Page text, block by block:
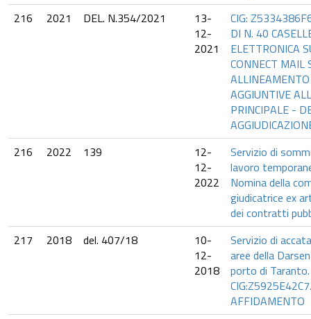
216
2021 DEL. N.354/2021
13-
12-
2021
CIG:
DI N. 40
ELETTRONICA
CONNECT MAIL
AGGIUNTIVE
PRINCIPALE -
216
2022 139
12-
12-
2022
Servizio di
lavoro
Nomina della
giudicatrice ex
dei contratti
217
2018 del. 407/18
10-
12-
2018
Servizio di
aree della
porto di Taranto.
AFFIDAMENTO